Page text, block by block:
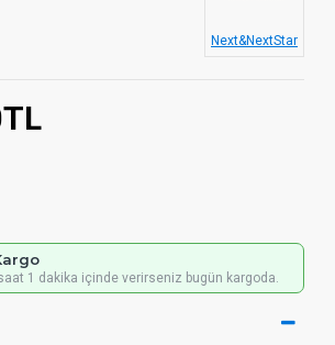
Next&NextStar
1 dakika içinde verirseniz bugün kargoda.